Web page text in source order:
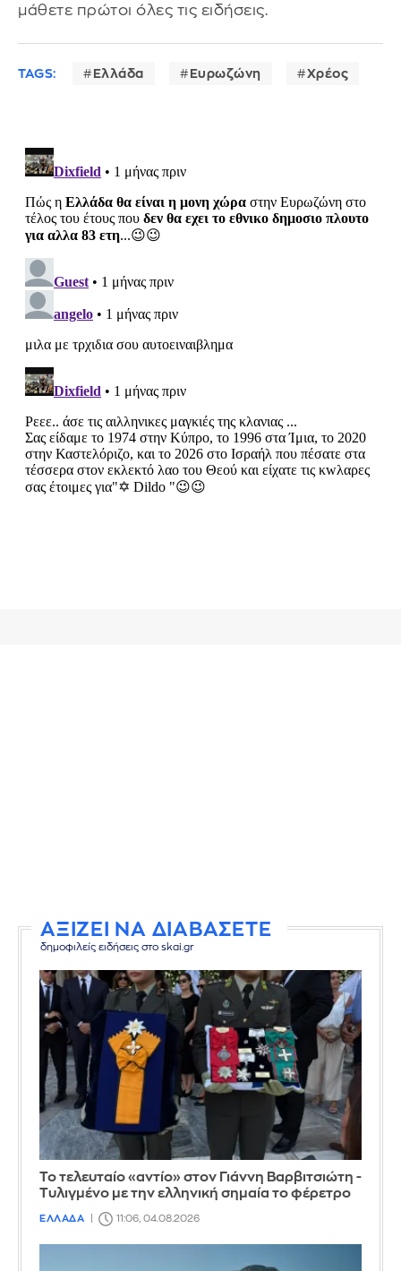
μάθετε πρώτοι όλες τις ειδήσεις.
TAGS: Ελλάδα Ευρωζώνη Χρέος
ΑΞΙΖΕΙ ΝΑ ΔΙΑΒΑΣΕΤΕ
δημοφιλείς ειδήσεις στο skai.gr
Το τελευταίο «αντίο» στον Γιάννη Βαρβιτσιώτη -
Τυλιγμένο με την ελληνική σημαία το φέρετρο
ΕΛΛΑΔΑ 11:06, 04.08.2026